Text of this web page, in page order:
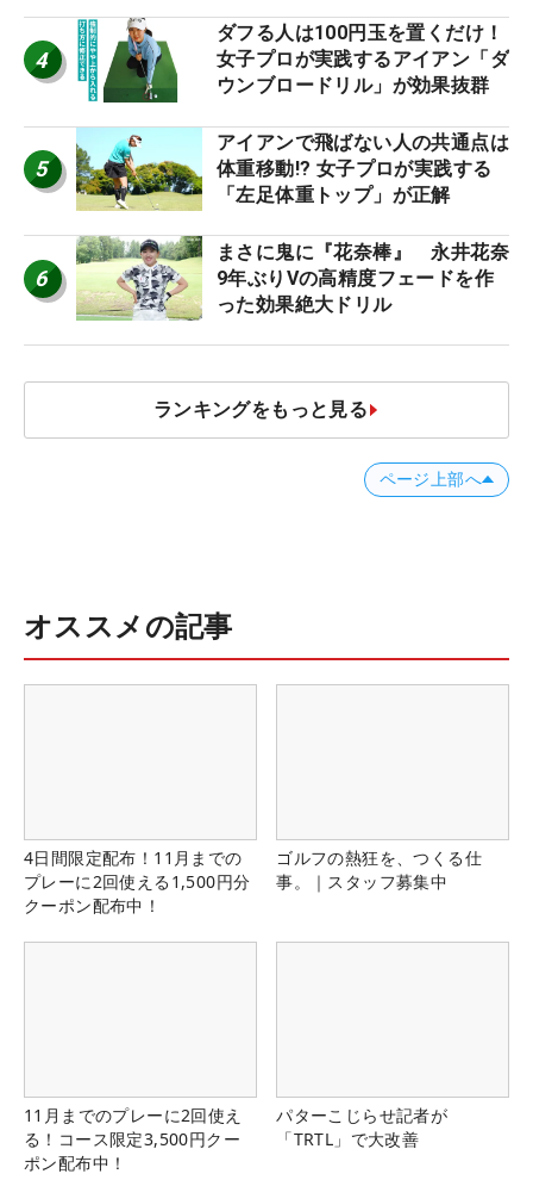
4
ダフる人は100円玉を置くだけ！
女子プロが実践するアイアン「ダ
ウンブロードリル」が効果抜群
5
アイアンで飛ばない人の共通点は
体重移動!? 女子プロが実践する
「左足体重トップ」が正解
6
まさに鬼に『花奈棒』 永井花奈
9年ぶりVの高精度フェードを作
った効果絶大ドリル
ランキングをもっと見る
ページ上部へ
オススメの記事
4日間限定配布！11月までの
プレーに2回使える1,500円分
クーポン配布中！
ゴルフの熱狂を、つくる仕
事。｜スタッフ募集中
11月までのプレーに2回使え
る！コース限定3,500円クー
ポン配布中！
パターこじらせ記者が
「TRTL」で大改善